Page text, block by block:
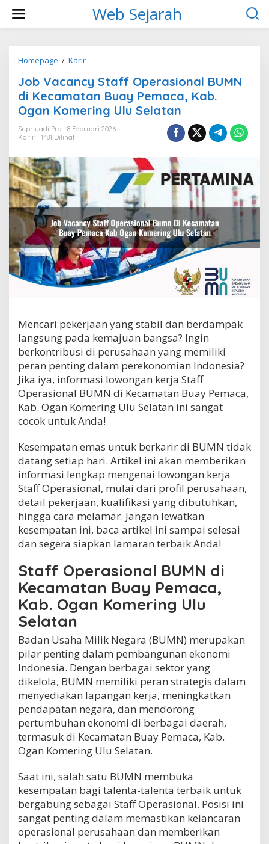
w
Web Sejarah
Homepage / Karir
b
V
a
c
a
y
a
f
O
p
e
r
a
s
i
a
l
B
U
M
d
i
K
e
c
m
a
t
a
n
B
u
a
y
P
m
a
c
a
,
a
b
.
O
g
a
n
K
o
e
r
n
U
l
u
S
Job Vacancy Staff Operasional BUMN
di Kecamatan Buay Pemaca, Kab.
Ogan Komering Ulu Selatan
Supriyadi Pro
8 Februari 2026
Karir
1481 Dilihat
Mencari pekerjaan yang stabil dan berdampak
langsung pada kemajuan bangsa? Ingin
berkontribusi di perusahaan yang memiliki
peran penting dalam perekonomian Indonesia?
Jika iya, informasi lowongan kerja Staff
Operasional BUMN di Kecamatan Buay Pemaca,
Kab. Ogan Komering Ulu Selatan ini sangat
cocok untuk Anda!
Kesempatan emas untuk berkarir di BUMN tidak
datang setiap hari. Artikel ini akan memberikan
informasi lengkap mengenai lowongan kerja
Staff Operasional, mulai dari profil perusahaan,
detail pekerjaan, kualifikasi yang dibutuhkan,
hingga cara melamar. Jangan lewatkan
kesempatan ini, baca artikel ini sampai selesai
dan segera siapkan lamaran terbaik Anda!
Staff Operasional BUMN di
Kecamatan Buay Pemaca,
Kab. Ogan Komering Ulu
Selatan
Badan Usaha Milik Negara (BUMN) merupakan
pilar penting dalam pembangunan ekonomi
Indonesia. Dengan berbagai sektor yang
dikelola, BUMN memiliki peran strategis dalam
menyediakan lapangan kerja, meningkatkan
pendapatan negara, dan mendorong
pertumbuhan ekonomi di berbagai daerah,
termasuk di Kecamatan Buay Pemaca, Kab.
Ogan Komering Ulu Selatan.
Saat ini, salah satu BUMN membuka
kesempatan bagi talenta-talenta terbaik untuk
bergabung sebagai Staff Operasional. Posisi ini
sangat penting dalam memastikan kelancaran
operasional perusahaan dan memberikan